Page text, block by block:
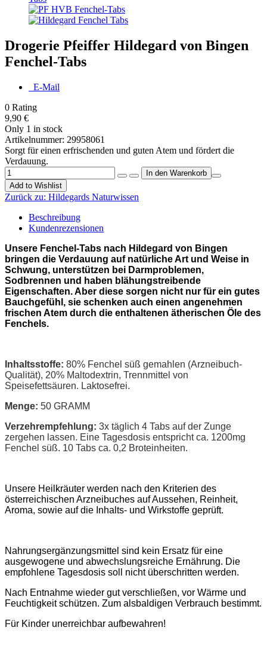
Drogerie Pfeiffer Hildegard von Bingen
Fenchel-Tabs
E-Mail
0 Rating
9,90 €
Only 1 in stock
Artikelnummer: 29958061
Sorgt für einen erfrischenden und guten Atem und fördert die
Verdauung.
Add to Wishlist
Zurück zu: Hildegards Naturwissen
Beschreibung
Kundenrezensionen
Unsere Fenchel-Tabs nach Hildegard von Bingen
bringen die Verdauung auf natürliche Art und Weise in
Schwung, unterstützen bei Darmproblemen,
Sodbrennen und haben blähungstreibende
Eigenschaften. Aber diese sorgen nicht nur für ein gutes
Bauchgefühl, sie schenken auch einen angenehmen
frischen Atem durch die enthaltenen ätherischen Öle des
Fenchels.
Inhaltsstoffe: 80% Fenchel süß gemahlen (Arzneibuch-
Qualität), 20% Maltodextrin, Trennmittel von
Speisefettsäuren. Laktosefrei.
Menge: 50 GRAMM
Verzehrempfehlung: 3x täglich 4 Tabs auf der Zunge
zergehen lassen. Eine Tagesdosis entspricht ca. 1200mg
Fenchel süß. 10 Tabs ca. 0,2 Broteinheiten.
Unsere Heilkräuter werden nach den Kriterien des
österreichischen Arzneibuches auf Aussehen, Reinheit,
Aroma, sowie auf die Inhalts- und Wirkstoffe geprüft.
Nahrungsergänzungsmittel sind kein Ersatz für eine
ausgewogene und abwechslungsreiche Ernährung. Die
empfohlene Tagesdosis soll nicht überschritten werden.
Nach Entnahme wieder gut verschließen, vor Wärme und
Feuchtigkeit schützen. Zum alsbaldigen Verbrauch bestimmt.
Für Kinder unerreichbar aufbewahren!